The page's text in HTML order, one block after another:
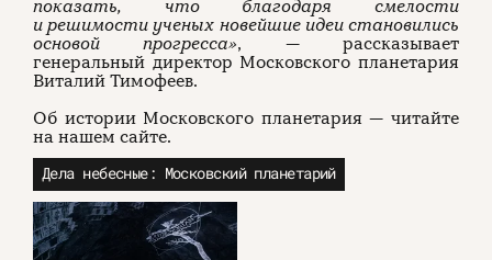
показать, что благодаря смелости
и решимости ученых новейшие идеи становились
основой прогресса», — рассказывает
генеральный директор Московского планетария
Виталий Тимофеев.
Об истории Московского планетария — читайте
на нашем сайте.
Дела небесные: Московский планетарий